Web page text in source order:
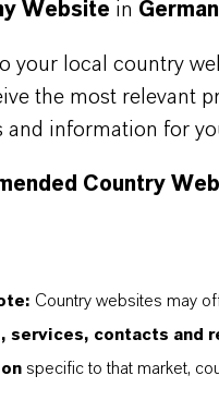
Lösung zur
an, sondern zusammen
- die dem neusten
- einen echten
Website in German
your local country
the most relevant
and information for
Country
Country websites may
services, contacts and
specific to that market,